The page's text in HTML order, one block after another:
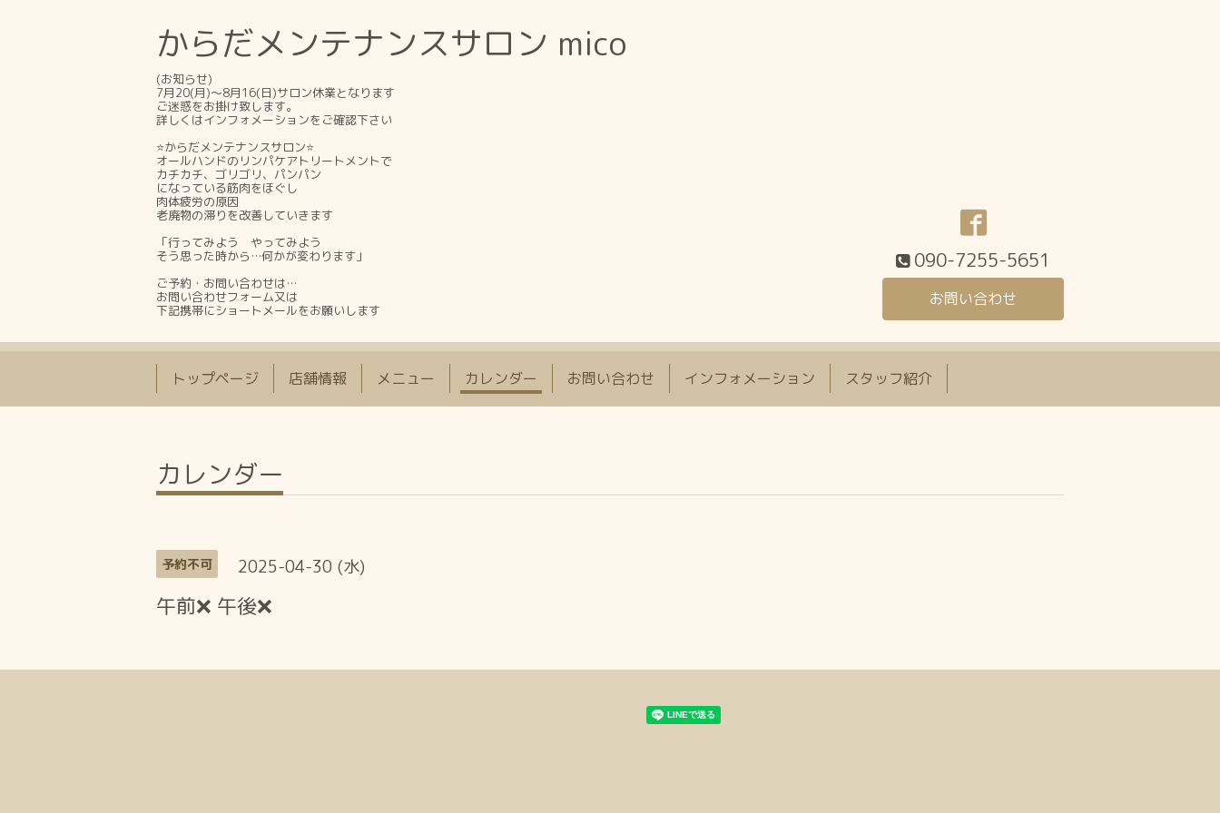
からだメンテナンスサロン mico
(お知らせ)
7月20(月)～8月16(日)サロン休業となります
ご迷惑をお掛け致します。
詳しくはインフォメーションをご確認下さい
⭐からだメンテナンスサロン⭐
オールハンドのリンパケアトリートメントで
カチカチ、ゴリゴリ、パンパン
になっている筋肉をほぐし
肉体疲労の原因
老廃物の滞りを改善していきます
「行ってみよう やってみよう
そう思った時から…何かが変わります」
ご予約・お問い合わせは…
お問い合わせフォーム又は
下記携帯にショートメールをお願いします
090-7255-5651
お問い合わせ
トップページ 店舗情報 メニュー カレンダー お問い合わせ インフォメーション スタッフ紹介
カレンダー
予約不可 2025-04-30 (水)
午前❌ 午後❌